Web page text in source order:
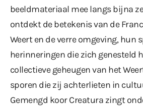
beeldmateriaal mee langs bijna
ontdekt de betekenis van de
Weert en de verre omgeving, hun
herinneringen die zich genesteld
collectieve geheugen van het
sporen die zij achterlieten in
Gemengd koor Creatura zingt